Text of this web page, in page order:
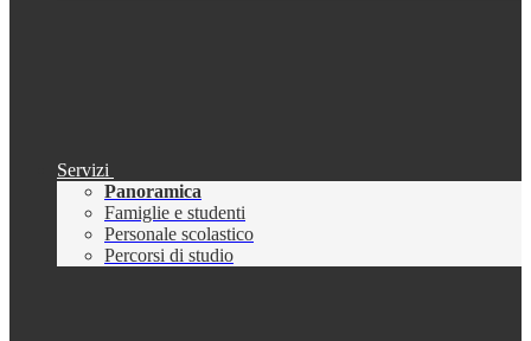
Servizi
Panoramica
Famiglie e studenti
Personale scolastico
Percorsi di studio